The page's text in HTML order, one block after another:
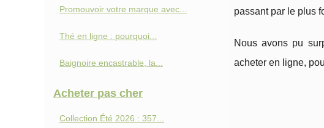
passant par le plus
Nous avons pu
acheter en ligne,
Promouvoir votre marque avec...
Thé en ligne : pourquoi...
Baignoire encastrable, la...
Acheter pas cher
Collection Été 2026 : 357...